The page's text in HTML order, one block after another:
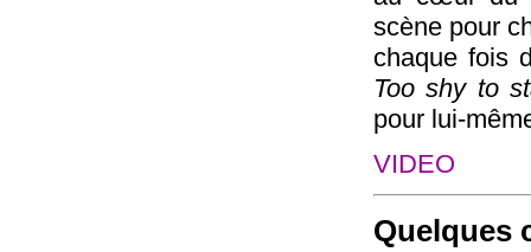
scène pour
chaque fois
Too shy to
pour lui-
VIDEO
Quelques